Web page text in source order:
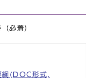
必着）
綱(DOC形式,